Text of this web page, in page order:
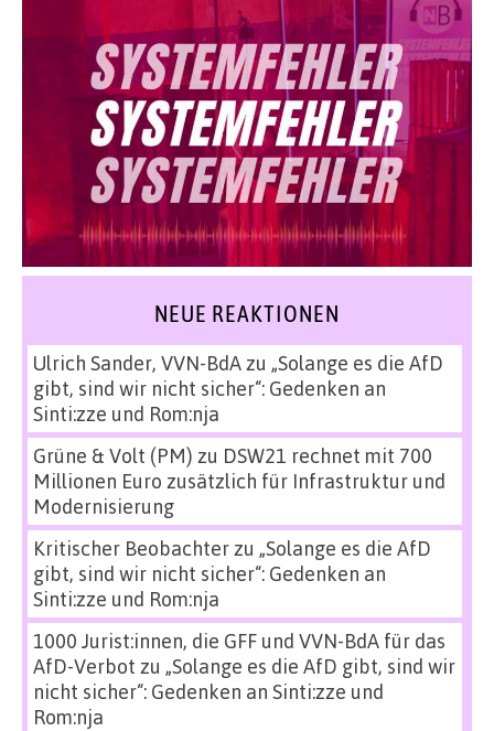
NEUE REAKTIONEN
Ulrich Sander, VVN-BdAzu „Solange es die AfD
gibt, sind wir nicht sicher“: Gedenken an
Sinti:zze und Rom:nja
Grüne & Volt (PM) zu DSW21 rechnet mit 700
Millionen Euro zusätzlich für Infrastruktur und
Modernisierung
Kritischer Beobachterzu „Solange es die AfD
gibt, sind wir nicht sicher“: Gedenken an
Sinti:zze und Rom:nja
1000 Jurist:innen, die GFF und VVN-BdA für das
AfD-Verbot zu „Solange es die AfD gibt, sind wir
nicht sicher“: Gedenken an Sinti:zze und
Rom:nja